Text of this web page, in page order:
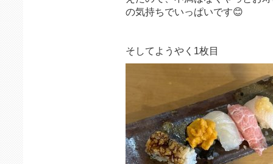
の気持ちでいっぱいです😊
そしてようやく1枚目